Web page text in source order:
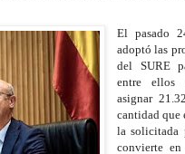
El pasado
adoptó las
del SURE
entre ellos
asignar
cantidad que
la solicitada
convierte